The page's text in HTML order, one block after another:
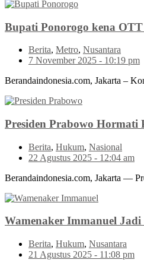
Bupati Ponorogo kena
Berita, Metro, Nusantara
7 November 2025 - 10:19 pm
Berandaindonesia.com, Jakarta –
Presiden Prabowo Hormati
Berita, Hukum, Nasional
22 Agustus 2025 - 12:04 am
Berandaindonesia.com, Jakarta —
Wamenaker Immanuel
Berita, Hukum, Nusantara
21 Agustus 2025 - 11:08 pm